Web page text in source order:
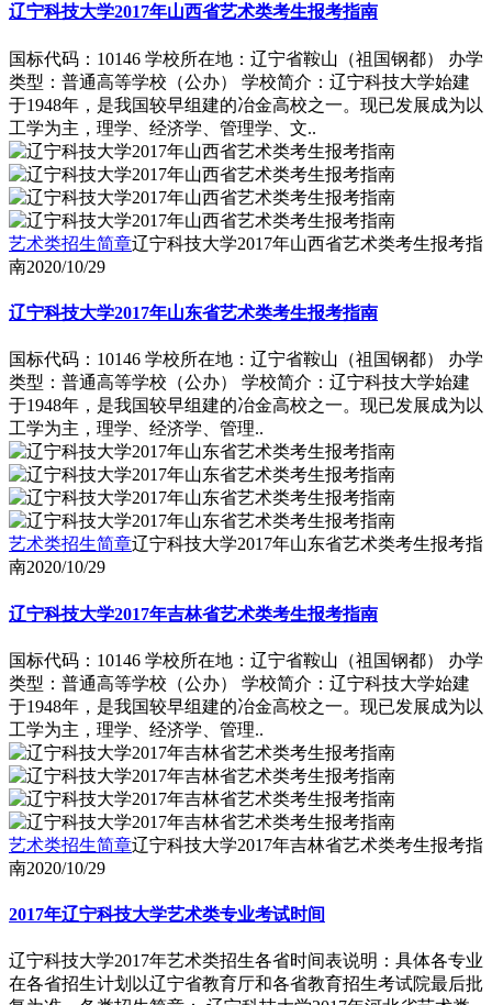
辽宁科技大学2017年山西省艺术类考生报考指南
国标代码：10146 学校所在地：辽宁省鞍山（祖国钢都） 办学
类型：普通高等学校（公办） 学校简介：辽宁科技大学始建
于1948年，是我国较早组建的冶金高校之一。现已发展成为以
工学为主，理学、经济学、管理学、文..
艺术类招生简章辽宁科技大学2017年山西省艺术类考生报考指
南2020/10/29
辽宁科技大学2017年山东省艺术类考生报考指南
国标代码：10146 学校所在地：辽宁省鞍山（祖国钢都） 办学
类型：普通高等学校（公办） 学校简介：辽宁科技大学始建
于1948年，是我国较早组建的冶金高校之一。现已发展成为以
工学为主，理学、经济学、管理..
艺术类招生简章辽宁科技大学2017年山东省艺术类考生报考指
南2020/10/29
辽宁科技大学2017年吉林省艺术类考生报考指南
国标代码：10146 学校所在地：辽宁省鞍山（祖国钢都） 办学
类型：普通高等学校（公办） 学校简介：辽宁科技大学始建
于1948年，是我国较早组建的冶金高校之一。现已发展成为以
工学为主，理学、经济学、管理..
艺术类招生简章辽宁科技大学2017年吉林省艺术类考生报考指
南2020/10/29
2017年辽宁科技大学艺术类专业考试时间
辽宁科技大学2017年艺术类招生各省时间表说明：具体各专业
在各省招生计划以辽宁省教育厅和各省教育招生考试院最后批